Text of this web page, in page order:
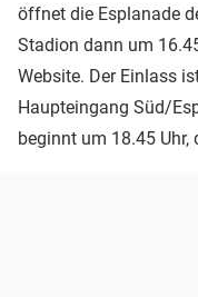
öffnet die Esplanade
Stadion dann um
Website. Der Einlass
Haupteingang Süd/
beginnt um 18.45